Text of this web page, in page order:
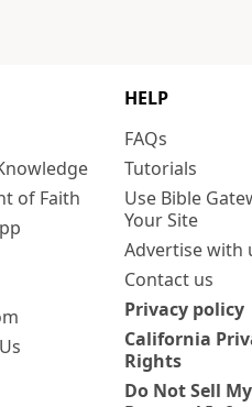
of Faith
HELP
FAQs
Tutorials
Use Bible
Your Site
Advertise with
Contact us
Privacy policy
California
Rights
Do Not Sell My